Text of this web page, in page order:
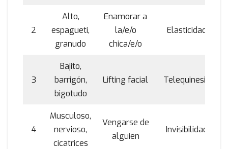
2
Alto,
espagueti,
granudo
Enamorar a
la/e/o
chica/e/o
Elasticidad
3
Bajito,
barrigón,
bigotudo
Lifting facial Telequinesis
4
Musculoso,
nervioso,
cicatrices
Vengarse de
alguien
Invisibilidad